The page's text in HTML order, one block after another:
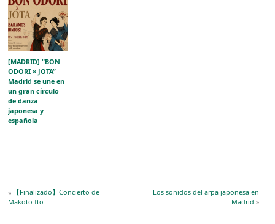
[MADRID] “BON
ODORI × JOTA”
Madrid se une en
un gran círculo
de danza
japonesa y
española
« 【Finalizado】Concierto de
Makoto Ito
Los sonidos del arpa japonesa en
Madrid »